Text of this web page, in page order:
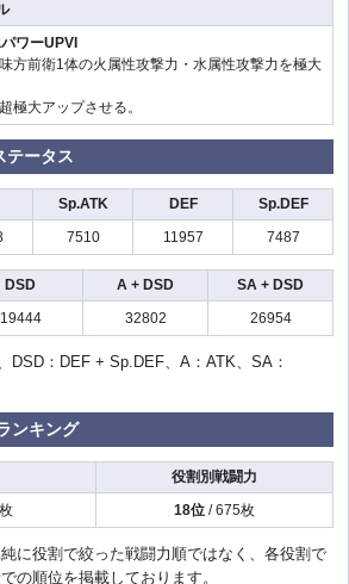
ワーUPVI
方前衛1体の火属性攻撃力・水属性攻撃力を極大
極大アップさせる。
テータス
Sp.ATK DEF
Sp.DEF
7510 11957 7487
DSD A + DSD
SA + DSD
19444 32802 26954
：DEF + Sp.DEF、A：ATK、SA：
ンキング
役割別戦闘力
18位 / 675枚
に役割で絞った戦闘力順ではなく、各役割で
の順位を掲載しております。